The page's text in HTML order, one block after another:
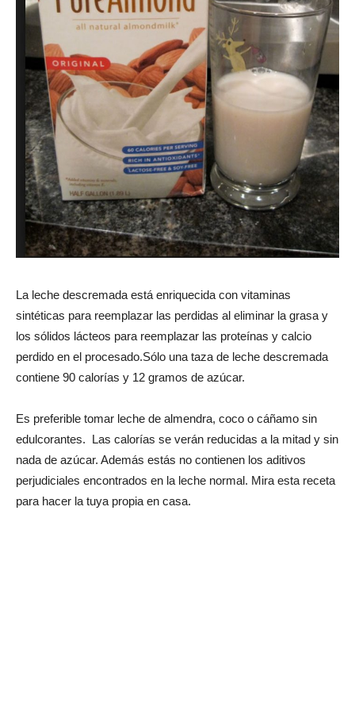
La leche descremada está enriquecida con vitaminas
sintéticas para reemplazar las perdidas al eliminar la grasa y
los sólidos lácteos para reemplazar las proteínas y calcio
perdido en el procesado.Sólo una taza de leche descremada
contiene 90 calorías y 12 gramos de azúcar.
Es preferible tomar leche de almendra, coco o cáñamo sin
edulcorantes. Las calorías se verán reducidas a la mitad y sin
nada de azúcar. Además estás no contienen los aditivos
perjudiciales encontrados en la leche normal. Mira esta receta
para hacer la tuya propia en casa.